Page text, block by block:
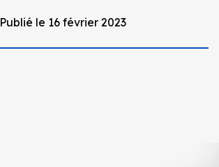
Publié le 16 février 2023